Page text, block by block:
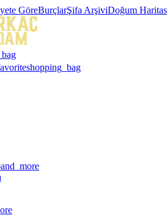
GöreBurçlarŞifa ArşiviDoğum
shopping_bag